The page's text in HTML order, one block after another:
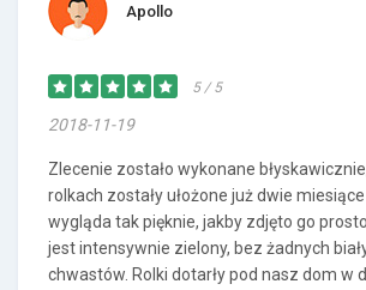
Apollo
5 / 5
2018-11-19
Zlecenie zostało wykonane
rolkach zostały ułożone już dwie
wygląda tak pięknie, jakby zdjęto go
jest intensywnie zielony, bez żadnych
chwastów. Rolki dotarły pod nasz dom w